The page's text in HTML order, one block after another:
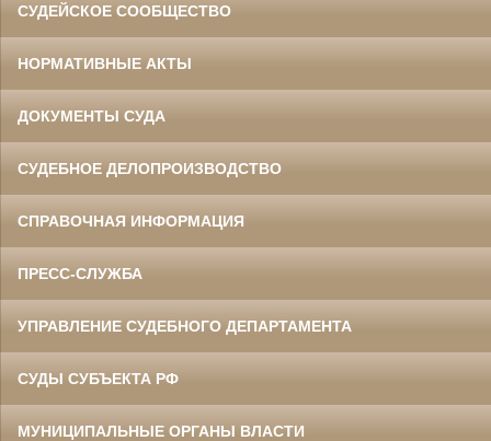
СУДЕЙСКОЕ СООБЩЕСТВО
НОРМАТИВНЫЕ АКТЫ
ДОКУМЕНТЫ СУДА
СУДЕБНОЕ ДЕЛОПРОИЗВОДСТВО
СПРАВОЧНАЯ ИНФОРМАЦИЯ
ПРЕСС-СЛУЖБА
УПРАВЛЕНИЕ СУДЕБНОГО ДЕПАРТАМЕНТА
СУДЫ СУБЪЕКТА РФ
МУНИЦИПАЛЬНЫЕ ОРГАНЫ ВЛАСТИ